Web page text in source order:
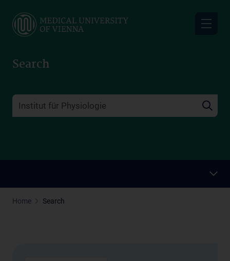
main
Search
Home Search